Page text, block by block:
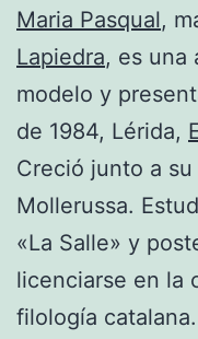
Maria Pasqual,
Lapiedra, es una
modelo y
de 1984, Lérida,
Creció junto a
Mollerussa.
«La Salle» y
licenciarse en la
filología